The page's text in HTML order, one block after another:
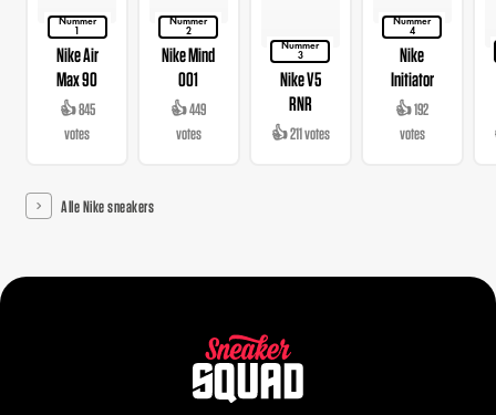
Nummer
1
Nike Air
Max 90
👍 845
votes
Nummer
2
Nike Mind
001
👍 449
votes
Nummer
3
Nike V5
RNR
👍 211 votes
Nummer
4
Nike
Initiator
👍 192
votes
Alle Nike sneakers